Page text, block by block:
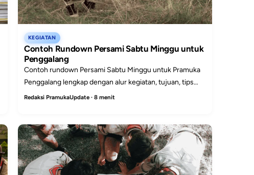
KEGIATAN
Contoh Rundown Persami Sabtu Minggu untuk
Penggalang
Contoh rundown Persami Sabtu Minggu untuk Pramuka
Penggalang lengkap dengan alur kegiatan, tujuan, tips
persiapan, dan catatan pembina.
Redaksi PramukaUpdate · 8 menit